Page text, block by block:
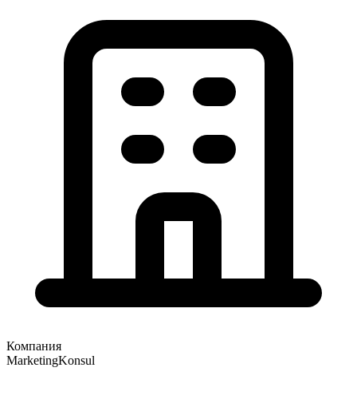
Компания
MarketingKonsul